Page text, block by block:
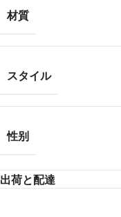
材質
スタイル
性别
出荷と配達